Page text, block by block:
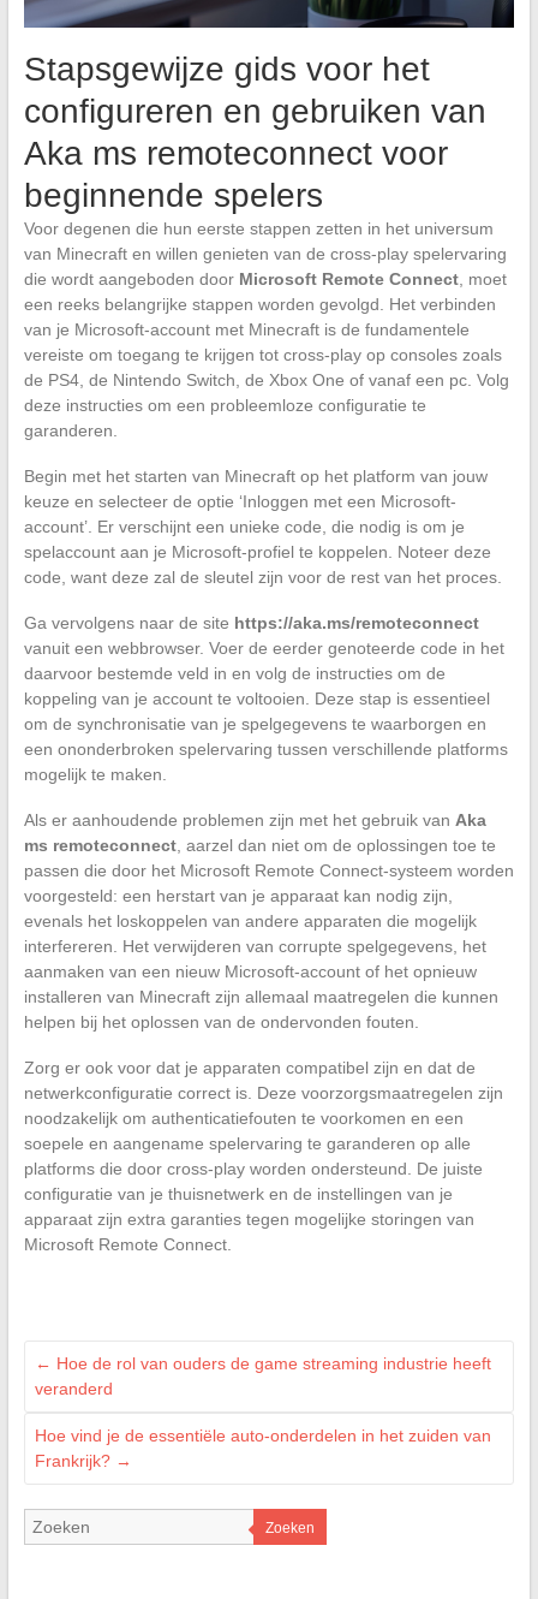
Stapsgewijze gids voor het
configureren en gebruiken van
Aka ms remoteconnect voor
beginnende spelers
Voor degenen die hun eerste stappen zetten in het universum
van Minecraft en willen genieten van de cross-play spelervaring
die wordt aangeboden door Microsoft Remote Connect, moet
een reeks belangrijke stappen worden gevolgd. Het verbinden
van je Microsoft-account met Minecraft is de fundamentele
vereiste om toegang te krijgen tot cross-play op consoles zoals
de PS4, de Nintendo Switch, de Xbox One of vanaf een pc. Volg
deze instructies om een probleemloze configuratie te
garanderen.
Begin met het starten van Minecraft op het platform van jouw
keuze en selecteer de optie ‘Inloggen met een Microsoft-
account’. Er verschijnt een unieke code, die nodig is om je
spelaccount aan je Microsoft-profiel te koppelen. Noteer deze
code, want deze zal de sleutel zijn voor de rest van het proces.
Ga vervolgens naar de site https://aka.ms/remoteconnect
vanuit een webbrowser. Voer de eerder genoteerde code in het
daarvoor bestemde veld in en volg de instructies om de
koppeling van je account te voltooien. Deze stap is essentieel
om de synchronisatie van je spelgegevens te waarborgen en
een ononderbroken spelervaring tussen verschillende platforms
mogelijk te maken.
Als er aanhoudende problemen zijn met het gebruik van Aka
ms remoteconnect, aarzel dan niet om de oplossingen toe te
passen die door het Microsoft Remote Connect-systeem worden
voorgesteld: een herstart van je apparaat kan nodig zijn,
evenals het loskoppelen van andere apparaten die mogelijk
interfereren. Het verwijderen van corrupte spelgegevens, het
aanmaken van een nieuw Microsoft-account of het opnieuw
installeren van Minecraft zijn allemaal maatregelen die kunnen
helpen bij het oplossen van de ondervonden fouten.
Zorg er ook voor dat je apparaten compatibel zijn en dat de
netwerkconfiguratie correct is. Deze voorzorgsmaatregelen zijn
noodzakelijk om authenticatiefouten te voorkomen en een
soepele en aangename spelervaring te garanderen op alle
platforms die door cross-play worden ondersteund. De juiste
configuratie van je thuisnetwerk en de instellingen van je
apparaat zijn extra garanties tegen mogelijke storingen van
Microsoft Remote Connect.
← Hoe de rol van ouders de game streaming industrie heeft
veranderd
Hoe vind je de essentiële auto-onderdelen in het zuiden van
Frankrijk? →
Zoeken